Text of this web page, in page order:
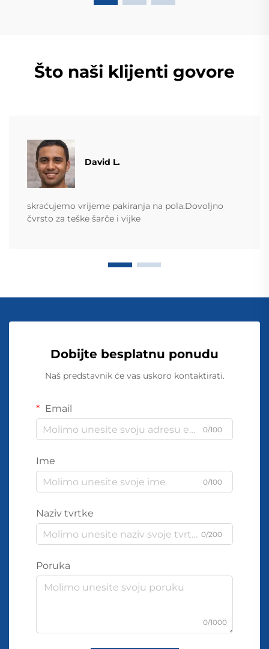
Što naši klijenti govore
David L.
skraćujemo vrijeme pakiranja na pola.Dovoljno
čvrsto za teške šarče i vijke
Dobijte besplatnu ponudu
Naš predstavnik će vas uskoro kontaktirati.
Email
0/100
Ime
0/100
Naziv tvrtke
0/200
Poruka
0/1000